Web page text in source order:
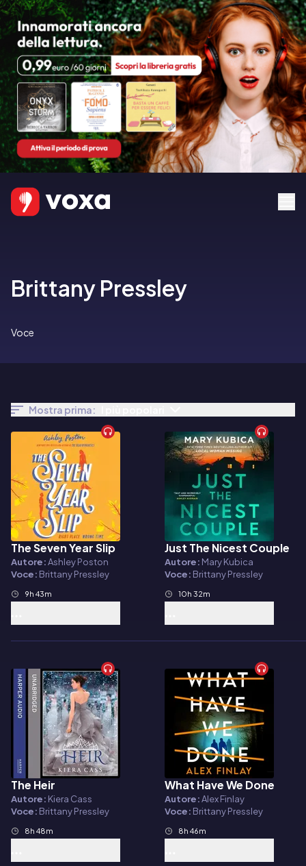
Brittany Pressley
Voce
Mostra prima:
Audiolibro
The Seven Year Slip
Autore:Ashley Poston
Voce: Brittany Pressley
9h 43m
Audiolibro
Just The Nicest Couple
Autore: Mary Kubica
Voce: Brittany Pressley
10h 32m
Audiolibro
The Heir
Autore: Kiera Cass
Voce: Brittany Pressley
8h 48m
Audiolibro
What Have We Done
Autore:Alex Finlay
Voce: Brittany Pressley
8h 46m